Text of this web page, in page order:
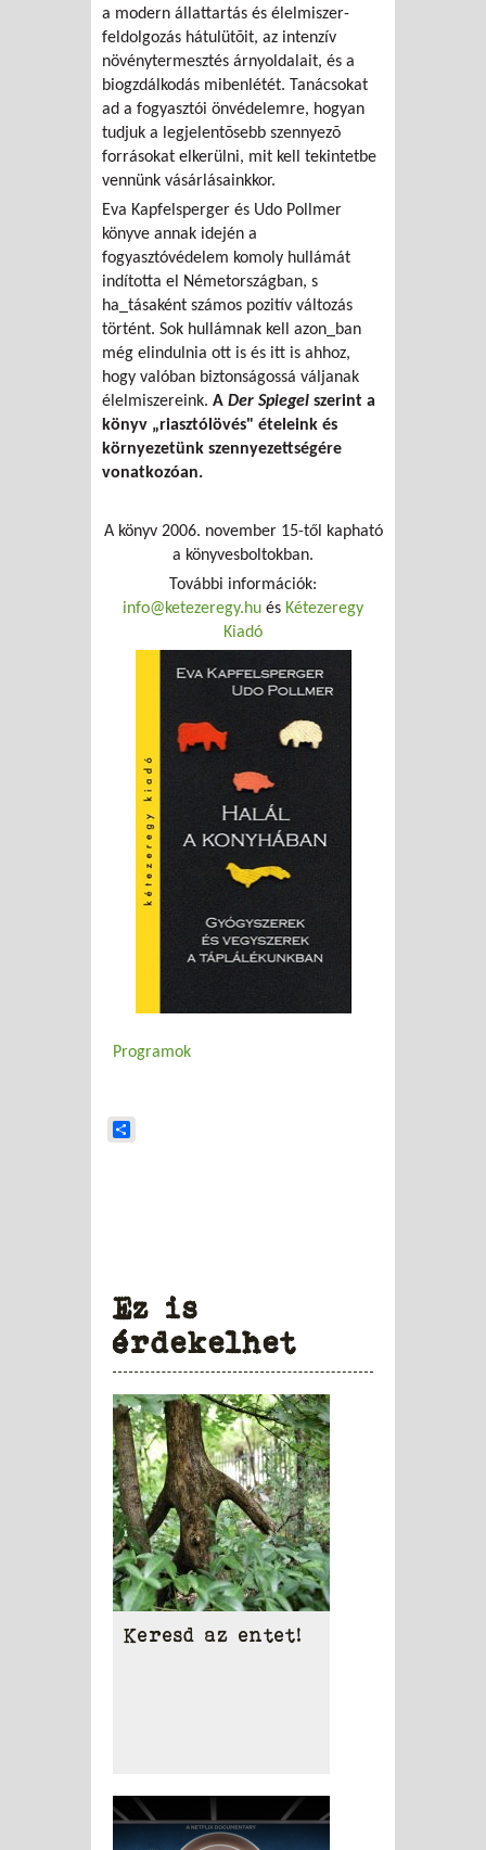
a modern állattartás és élelmiszer-
feldolgozás hátulütõit, az intenzív
növénytermesztés árnyoldalait, és a
biogzdálkodás mibenlétét. Tanácsokat
ad a fogyasztói önvédelemre, hogyan
tudjuk a legjelentõsebb szennyezõ
forrásokat elkerülni, mit kell tekintetbe
vennünk vásárlásainkkor.
Eva Kapfelsperger és Udo Pollmer
könyve annak idején a
fogyasztóvédelem komoly hullámát
indította el Németországban, s
ha_tásaként számos pozitív változás
történt. Sok hullámnak kell azon_ban
még elindulnia ott is és itt is ahhoz,
hogy valóban biztonságossá váljanak
élelmiszereink. A Der Spiegel szerint a
könyv „riasztólövés" ételeink és
környezetünk szennyezettségére
vonatkozóan.
A könyv 2006. november 15-től kapható
a könyvesboltokban.
További információk:
info@ketezeregy.hu és Kétezeregy
Kiadó
Programok
Ez is
érdekelhet
Keresd az entet!